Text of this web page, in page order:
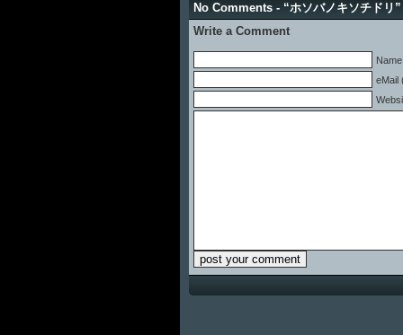
No Comments - “ホソバノキソチドリ”
Write a Comment
eMail